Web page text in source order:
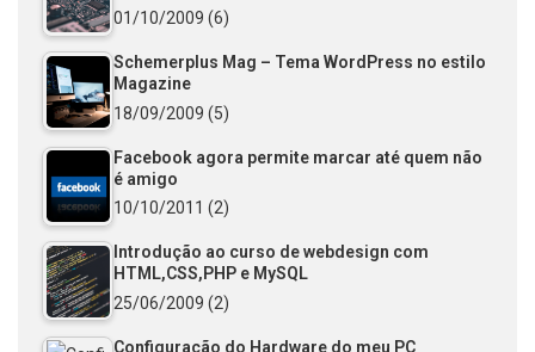
01/10/2009 (6)
Schemerplus Mag – Tema WordPress no estilo
Magazine
18/09/2009 (5)
Facebook agora permite marcar até quem não
é amigo
10/10/2011 (2)
Introdução ao curso de webdesign com
HTML,CSS,PHP e MySQL
25/06/2009 (2)
Configuração do Hardware do meu PC